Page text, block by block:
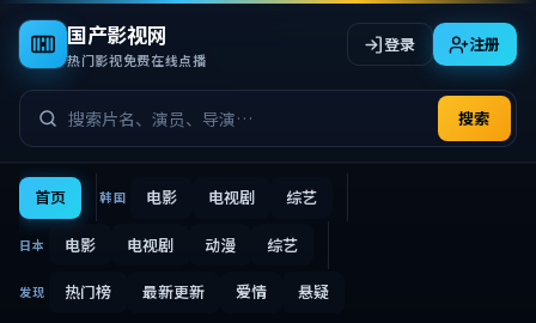
国产影视网
热门影视免费在线点播
搜索
登录 注册
首页 韩国 电影 电视剧 综艺
日本 电影 电视剧 动漫 综艺
发现 热门榜 最新更新 爱情 悬疑